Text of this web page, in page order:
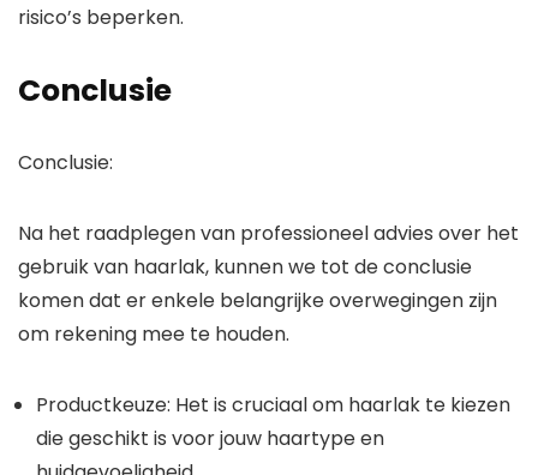
risico’s beperken.
Conclusie
Conclusie:
Na het raadplegen van professioneel advies over het
gebruik van haarlak, kunnen we tot de conclusie
komen dat er enkele belangrijke overwegingen zijn
om rekening mee te houden.
Productkeuze: Het is cruciaal om haarlak te kiezen
die geschikt is voor jouw haartype en